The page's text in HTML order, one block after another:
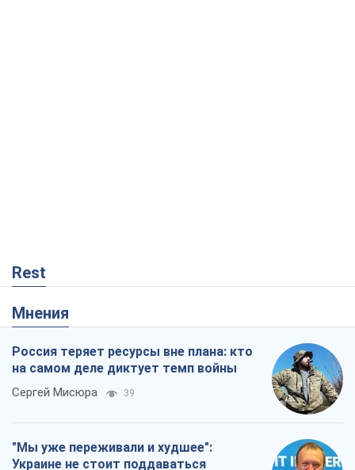
Rest
Мнения
Россия теряет ресурсы вне плана: кто
на самом деле диктует темп войны
Сергей Мисюра 39
"Мы уже переживали и худшее":
Украине не стоит поддаваться